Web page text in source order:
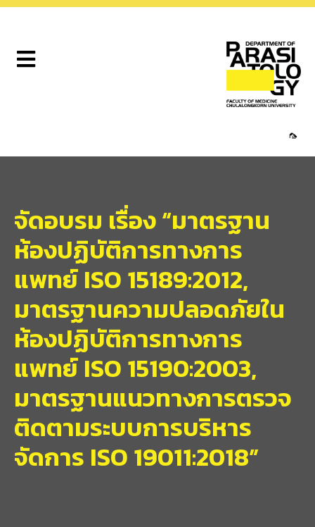
🦟
จัดอบรม เรื่อง “มาตรฐาน
ห้องปฏิบัติการทางการ
แพทย์ ISO 15189:2012,
มาตรฐานความปลอดภัยใน
ห้องปฏิบัติการทางการ
แพทย์ ISO 15190:2003,
มาตรฐานแนวทางการตรวจ
ติดตามระบบการบริหาร
จัดการ ISO 19011:2018”